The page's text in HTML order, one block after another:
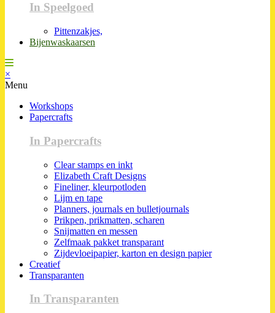
In Speelgoed
Pittenzakjes,
Bijenwaskaarsen
×
Menu
Workshops
Papercrafts
In Papercrafts
Clear stamps en inkt
Elizabeth Craft Designs
Fineliner, kleurpotloden
Lijm en tape
Planners, journals en bulletjournals
Prikpen, prikmatten, scharen
Snijmatten en messen
Zelfmaak pakket transparant
Zijdevloeipapier, karton en design papier
Creatief
Transparanten
In Transparanten